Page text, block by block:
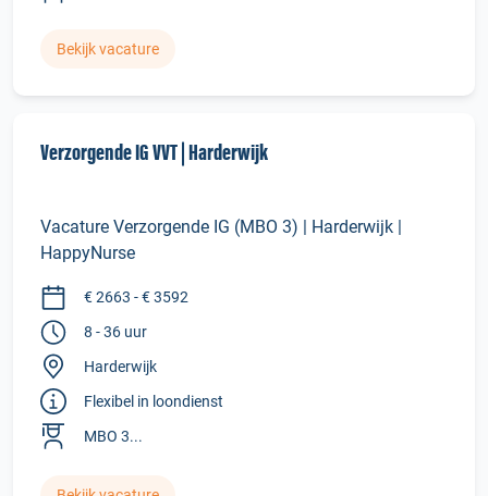
Bekijk vacature
Verzorgende IG VVT | Harderwijk
Vacature Verzorgende IG (MBO 3) | Harderwijk |
HappyNurse
€ 2663 - € 3592
8 - 36 uur
Harderwijk
Flexibel in loondienst
MBO 3...